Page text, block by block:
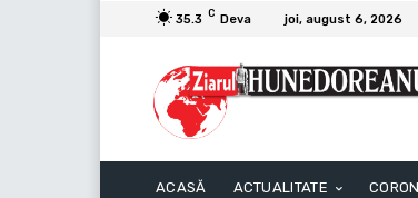
35.3 C Deva joi, august 6, 2026
ACASĂ ACTUALITATE